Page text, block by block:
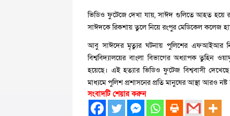
ভিডিও ফুটেজে দেখা যায়, সাঈদ গুলিতে আহত হয়ে
সাঈদকে রিকশায় তুলে নিয়ে রংপুর মেডিকেল কলেজ
আবু সাঈদের মৃত্যুর ঘটনায় পুলিশের এফআইআর
বিশ্ববিদ্যালয়ের বাংলা বিভাগের অধ্যাপক তুহিন
হয়েছে। এই হত্যার ভিডিও ফুটেজ বিশ্ববাসী
মাধ্যমে পুলিশ প্রশাসনের প্রতি মানুষের আস্থা আরও নষ্ট
সংবাদটি শেয়ার করুন